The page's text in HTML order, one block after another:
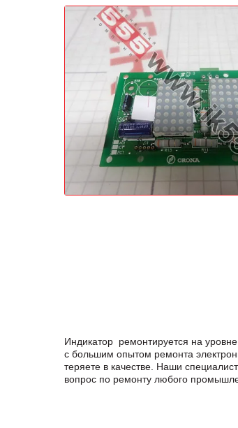
Индикатор ремонтируется на
с большим опытом ремонта
теряете в качестве. Наши
вопрос по ремонту любого